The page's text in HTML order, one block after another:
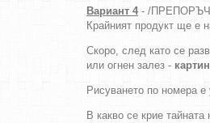
Вариант 4 - /
Крайният продукт ще е
Скоро, след като се
или огнен залез -
Рисуването по номера
В какво се крие